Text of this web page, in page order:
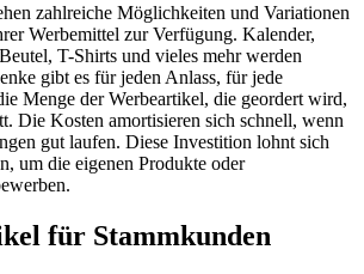
zahlreiche Möglichkeiten und Variationen
Werbemittel zur Verfügung. Kalender,
T-Shirts und vieles mehr werden
gibt es für jeden Anlass, für jede
Menge der Werbeartikel, die geordert wird,
Die Kosten amortisieren sich schnell, wenn
gut laufen. Diese Investition lohnt sich
um die eigenen Produkte oder
für Stammkunden